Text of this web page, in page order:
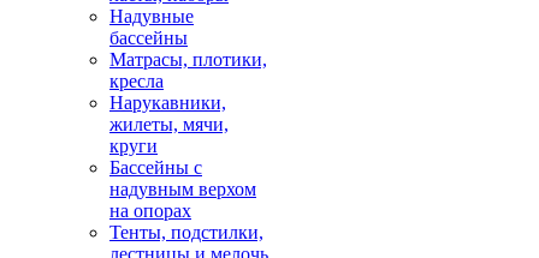
Надувные
бассейны
Матрасы, плотики,
кресла
Нарукавники,
жилеты, мячи,
круги
Бассейны с
надувным верхом
на опорах
Тенты, подстилки,
лестницы и мелочь